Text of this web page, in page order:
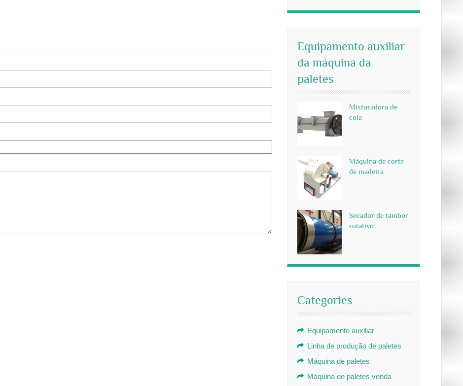
Equipamento auxiliar
da máquina da
paletes
Misturadora de
cola
Máquina de corte
de madeira
Secador de tambor
rotativo
Categories
Equipamento auxiliar
Linha de produção de paletes
Máquina de paletes
Máquina de paletes venda